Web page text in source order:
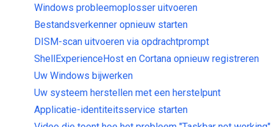
Windows probleemoplosser uitvoeren
Bestandsverkenner opnieuw starten
DISM-scan uitvoeren via opdrachtprompt
ShellExperienceHost en Cortana opnieuw registreren
Uw Windows bijwerken
Uw systeem herstellen met een herstelpunt
Applicatie-identiteitsservice starten